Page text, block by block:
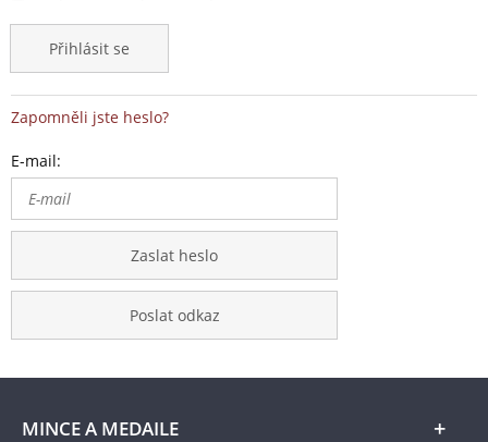
Přihlásit se
Zapomněli jste heslo?
E-mail:
Zaslat heslo
Poslat odkaz
MINCE A MEDAILE